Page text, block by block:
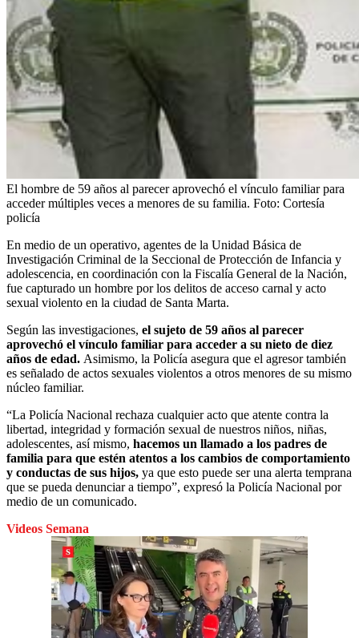
El hombre de 59 años al parecer aprovechó el vínculo familiar para
acceder múltiples veces a menores de su familia. Foto: Cortesía
policía
En medio de un operativo, agentes de la Unidad Básica de
Investigación Criminal de la Seccional de Protección de Infancia y
adolescencia, en coordinación con la Fiscalía General de la Nación,
fue capturado un hombre por los delitos de acceso carnal y acto
sexual violento en la ciudad de Santa Marta.
Según las investigaciones, el sujeto de 59 años al parecer
aprovechó el vínculo familiar para acceder a su nieto de diez
años de edad. Asimismo, la Policía asegura que el agresor también
es señalado de actos sexuales violentos a otros menores de su mismo
núcleo familiar.
“La Policía Nacional rechaza cualquier acto que atente contra la
libertad, integridad y formación sexual de nuestros niños, niñas,
adolescentes, así mismo, hacemos un llamado a los padres de
familia para que estén atentos a los cambios de comportamiento
y conductas de sus hijos, ya que esto puede ser una alerta temprana
que se pueda denunciar a tiempo”, expresó la Policía Nacional por
medio de un comunicado.
Videos Semana